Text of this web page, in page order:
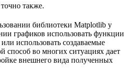
точно также.
библиотеки Matplotlib у
графиков использовать функции
или использовать создаваемые
способ во многих ситуациях дает
внешнего вида полученных